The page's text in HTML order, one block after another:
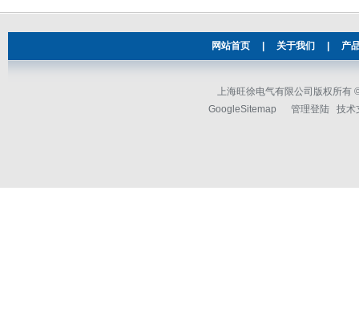
网站首页 关于我们 产
上海旺徐电气有限公司版权所有
GoogleSitemap
管理登陆 技术